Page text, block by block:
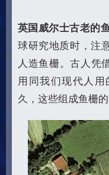
英国威尔士古老的
球研究地质时，注
人造鱼栅。古人凭
用同我们现代人
久，这些组成鱼栅